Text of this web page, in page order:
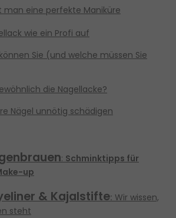
man eine perfekte Maniküre
wie ein Profi auf
Sie (und welche müssen Sie
die Nagellacke?
Nägel unnötig schädigen
: Schminktipps für
up
& Kajalstifte: Wir wissen,
steht